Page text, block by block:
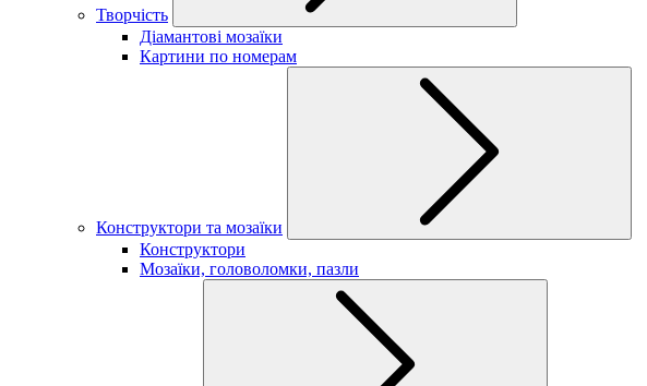
Творчість
Діамантові мозаїки
Картини по номерам
Конструктори та мозаїки
Конструктори
Мозаїки, головоломки, пазли